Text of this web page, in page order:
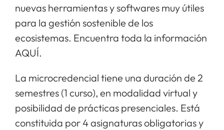
nuevas herramientas y softwares muy útiles
para la gestión sostenible de los
ecosistemas. Encuentra toda la información
AQUÍ.
La microcredencial tiene una duración de 2
semestres (1 curso), en modalidad virtual y
posibilidad de prácticas presenciales. Está
constituida por 4 asignaturas obligatorias y